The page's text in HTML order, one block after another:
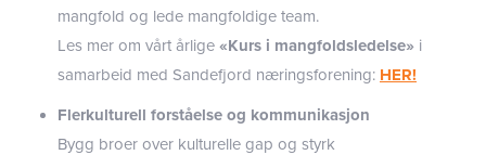
mangfold og lede mangfoldige team.
Les mer om vårt årlige «Kurs i mangfoldsledelse» i
samarbeid med Sandefjord næringsforening: HER!
Flerkulturell forståelse og kommunikasjon
Bygg broer over kulturelle gap og styrk